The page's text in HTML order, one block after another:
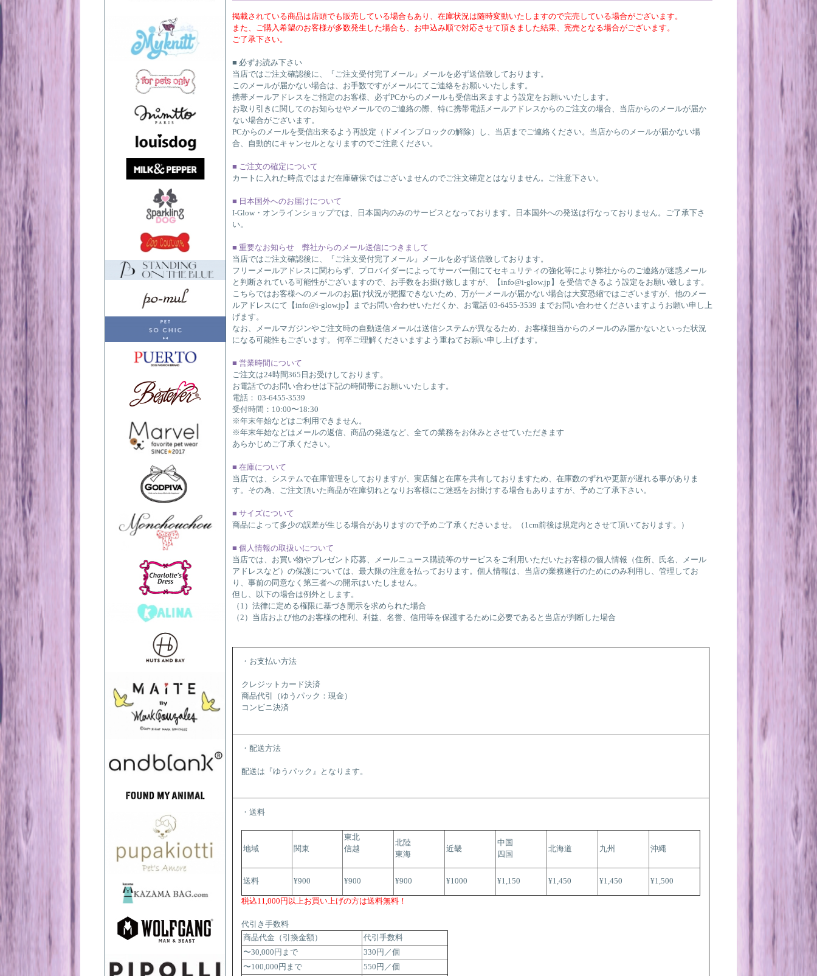
掲載されている商品は店頭でも販売している場合もあり、在庫状況は随時変動いたしますので完売している場合がございます。
また、ご購入希望のお客様が多数発生した場合も、お申込み順で対応させて頂きました結果、完売となる場合がございます。
ご了承下さい。
■ 必ずお読み下さい
当店ではご注文確認後に、『ご注文受付完了メール』メールを必ず送信致しております。
このメールが届かない場合は、お手数ですがメールにてご連絡をお願いいたします。
携帯メールアドレスをご指定のお客様、必ずPCからのメールも受信出来ますよう設定をお願いいたします。
お取り引きに関してのお知らせやメールでのご連絡の際、特に携帯電話メールアドレスからのご注文の場合、当店からのメールが届か
ない場合がございます。
PCからのメールを受信出来るよう再設定（ドメインブロックの解除）し、当店までご連絡ください。当店からのメールが届かない場
合、自動的にキャンセルとなりますのでご注意ください。
■ ご注文の確定について
カートに入れた時点ではまだ在庫確保ではございませんのでご注文確定とはなりません。ご注意下さい。
■ 日本国外へのお届けについて
I-Glow・オンラインショップでは、日本国内のみのサービスとなっております。日本国外への発送は行なっておりません。ご了承下さ
い。
■ 重要なお知らせ 弊社からのメール送信につきまして
当店ではご注文確認後に、『ご注文受付完了メール』メールを必ず送信致しております。
フリーメールアドレスに関わらず、プロバイダーによってサーバー側にてセキュリティの強化等により弊社からのご連絡が迷惑メール
と判断されている可能性がございますので、お手数をお掛け致しますが、【info@i-glow.jp】を受信できるよう設定をお願い致します。
こちらではお客様へのメールのお届け状況が把握できないため、万が一メールが届かない場合は大変恐縮ではございますが、他のメー
ルアドレスにて【info@i-glow.jp】までお問い合わせいただくか、お電話 03-6455-3539 までお問い合わせくださいますようお願い申し上
げます。
なお、メールマガジンやご注文時の自動送信メールは送信システムが異なるため、お客様担当からのメールのみ届かないといった状況
になる可能性もございます。 何卒ご理解くださいますよう重ねてお願い申し上げます。
■ 営業時間について
ご注文は24時間365日お受けしております。
お電話でのお問い合わせは下記の時間帯にお願いいたします。
電話： 03-6455-3539
受付時間：10:00〜18:30
※年末年始などはご利用できません。
※年末年始などはメールの返信、商品の発送など、全ての業務をお休みとさせていただきます
あらかじめご了承ください。
■ 在庫について
当店では、システムで在庫管理をしておりますが、実店舗と在庫を共有しておりますため、在庫数のずれや更新が遅れる事がありま
す。その為、ご注文頂いた商品が在庫切れとなりお客様にご迷惑をお掛けする場合もありますが、予めご了承下さい。
■ サイズについて
商品によって多少の誤差が生じる場合がありますので予めご了承くださいませ。（1cm前後は規定内とさせて頂いております。）
■ 個人情報の取扱いについて
当店では、お買い物やプレゼント応募、メールニュース購読等のサービスをご利用いただいたお客様の個人情報（住所、氏名、メール
アドレスなど）の保護については、最大限の注意を払っております。個人情報は、当店の業務遂行のためにのみ利用し、管理してお
り、事前の同意なく第三者への開示はいたしません。
但し、以下の場合は例外とします。
（1）法律に定める権限に基づき開示を求められた場合
（2）当店および他のお客様の権利、利益、名誉、信用等を保護するために必要であると当店が判断した場合
・お支払い方法
クレジットカード決済
商品代引（ゆうパック：現金）
コンビニ決済
・配送方法
配送は『ゆうパック』となります。
・送料
地域 関東
東北
信越
北陸
東海
近畿
中国
四国
北海道 九州 沖縄
送料 ¥900 ¥900 ¥900 ¥1000 ¥1,150 ¥1,450 ¥1,450 ¥1,500
税込11,000円以上お買い上げの方は送料無料！
代引き手数料
商品代金（引換金額）
代引手数料
〜30,000円まで
330円／個
〜100,000円まで
550円／個